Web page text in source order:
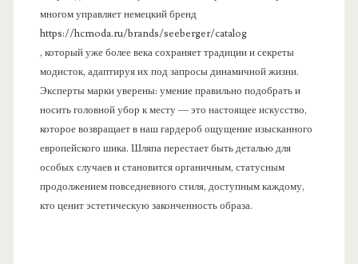
многом управляет немецкий бренд
https://hcmoda.ru/brands/seeberger/catalog
, который уже более века сохраняет традиции и секреты
модисток, адаптируя их под запросы динамичной жизни.
Эксперты марки уверены: умение правильно подобрать и
носить головной убор к месту — это настоящее искусство,
которое возвращает в наш гардероб ощущение изысканного
европейского шика. Шляпа перестает быть деталью для
особых случаев и становится органичным, статусным
продолжением повседневного стиля, доступным каждому,
кто ценит эстетическую законченность образа.